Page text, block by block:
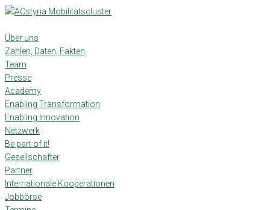
Skip
content
Über uns
Zahlen, Daten, Fakten
Team
Presse
Academy
Enabling Transformation
Enabling Innovation
Netzwerk
Be part of it!
Gesellschafter
Partner
Internationale Kooperationen
Jobbörse